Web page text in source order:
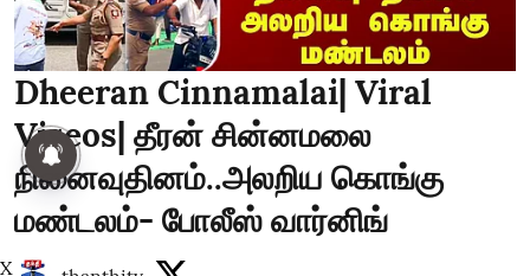
Dheeran Cinnamalai| Viral
Viseos| தீரன் சின்னமலை
நினைவுதினம்..அலறிய கொங்கு
மண்டலம்- போலீஸ் வார்னிங்
X